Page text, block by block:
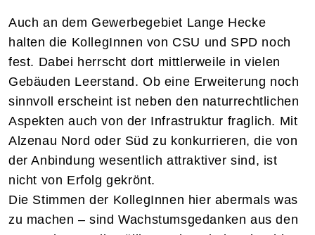
Auch an dem Gewerbegebiet Lange Hecke
halten die KollegInnen von CSU und SPD noch
fest. Dabei herrscht dort mittlerweile in vielen
Gebäuden Leerstand. Ob eine Erweiterung noch
sinnvoll erscheint ist neben den naturrechtlichen
Aspekten auch von der Infrastruktur fraglich. Mit
Alzenau Nord oder Süd zu konkurrieren, die von
der Anbindung wesentlich attraktiver sind, ist
nicht von Erfolg gekrönt.
Die Stimmen der KollegInnen hier abermals was
zu machen – sind Wachstumsgedanken aus den